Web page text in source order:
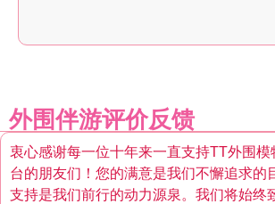
外围伴游评价反馈
衷心感谢每一位十年来一直支持TT外围
台的朋友们！您的满意是我们不懈追求的
支持是我们前行的动力源泉。我们将始终